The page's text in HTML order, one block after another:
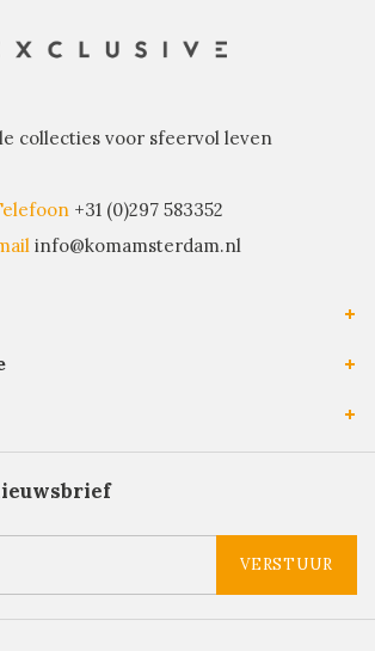
collecties voor sfeervol leven
+31 (0)297 583352
info@komamsterdam.nl
VERSTUUR